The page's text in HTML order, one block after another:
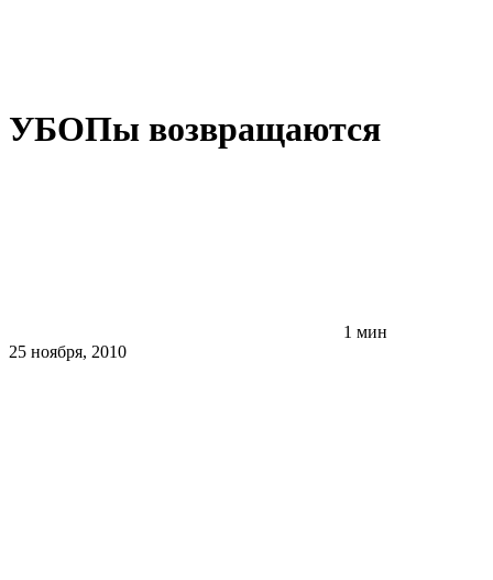
УБОПы возвращаются
1 мин
25 ноября, 2010